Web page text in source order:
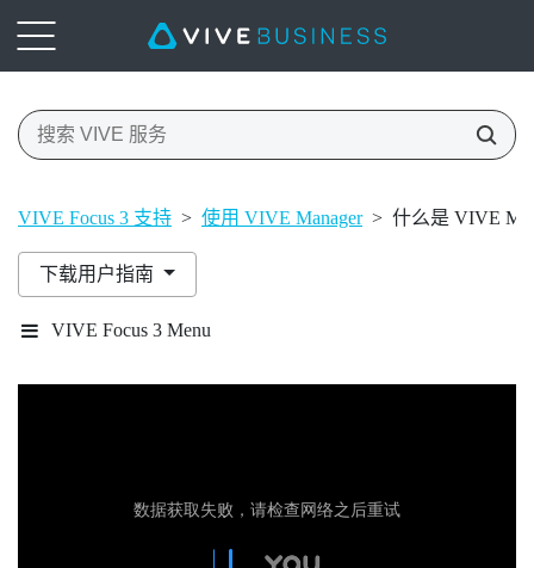
VIVE Focus 3 支持 > 使用 VIVE Manager > 什么是 VIVE
下载用户指南
VIVE Focus 3 Menu